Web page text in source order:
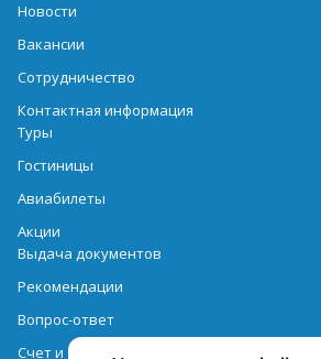
Новости
Вакансии
Сотрудничество
Контактная информация
Туры
Гостиницы
Авиабилеты
Акции
Выдача документов
Рекомендации
Вопрос-ответ
Счет и оплата